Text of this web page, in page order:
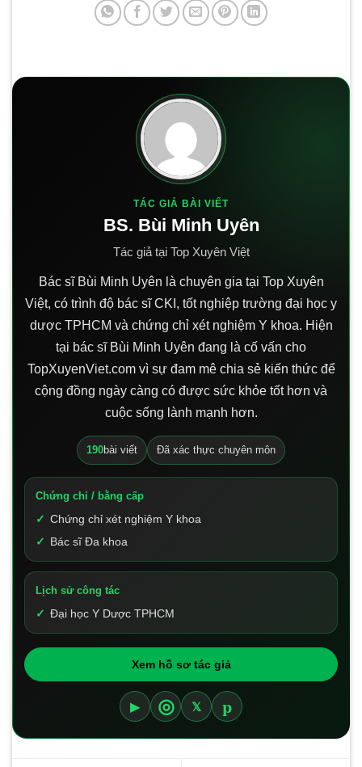
TÁC GIẢ BÀI VIẾT
BS. Bùi Minh Uyên
Tác giả tại Top Xuyên Việt
Bác sĩ Bùi Minh Uyên là chuyên gia tại Top Xuyên
Việt, có trình độ bác sĩ CKI, tốt nghiệp trường đại học y
dược TPHCM và chứng chỉ xét nghiệm Y khoa. Hiện
tại bác sĩ Bùi Minh Uyên đang là cố vấn cho
TopXuyenViet.com vì sự đam mê chia sẻ kiến thức để
cộng đồng ngày càng có được sức khỏe tốt hơn và
cuộc sống lành mạnh hơn.
190bài viết Đã xác thực chuyên môn
Chứng chỉ / bằng cấp
Chứng chỉ xét nghiệm Y khoa
Bác sĩ Đa khoa
Lịch sử công tác
Đại học Y Dược TPHCM
Xem hồ sơ tác giả
▶ ◎ 𝕏 p